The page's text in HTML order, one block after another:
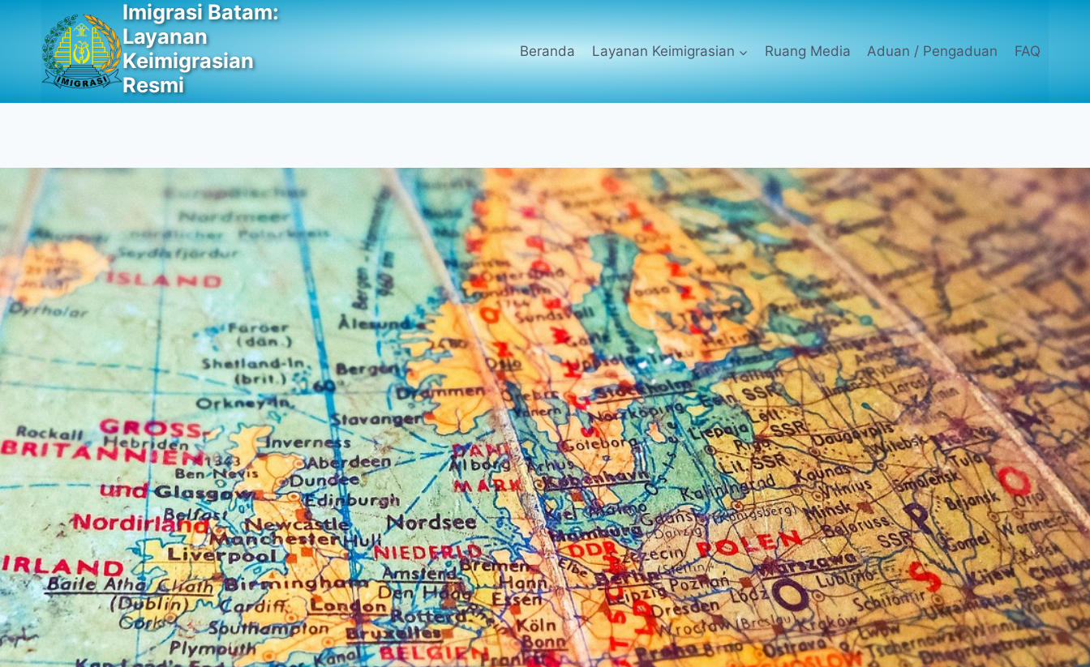
content
Imigrasi Batam:
Layanan
Keimigrasian
Resmi
Beranda Layanan Keimigrasian Ruang Media Aduan / Pengaduan FAQ